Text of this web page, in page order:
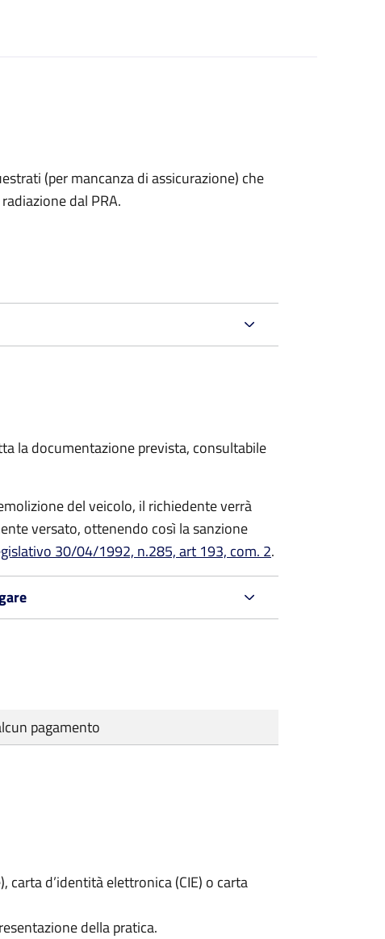
(per mancanza di assicurazione) che
dal PRA.
la documentazione prevista, consultabile
del veicolo, il richiedente verrà
versato, ottenendo così la sanzione
30/04/1992, n.285, art 193, com. 2.
pagamento
carta d’identità elettronica (CIE) o carta
della pratica.